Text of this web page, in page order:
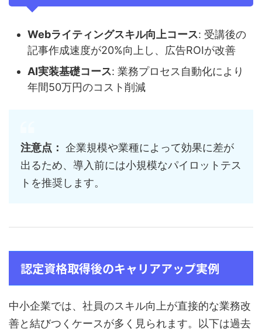
Webライティングスキル向上コース: 受講後の
記事作成速度が20%向上し、広告ROIが改善
AI実装基礎コース: 業務プロセス自動化により
年間50万円のコスト削減
注意点： 企業規模や業種によって効果に差が
出るため、導入前には小規模なパイロットテス
トを推奨します。
認定資格取得後のキャリアアップ実例
中小企業では、社員のスキル向上が直接的な業務改
善と結びつくケースが多く見られます。以下は過去